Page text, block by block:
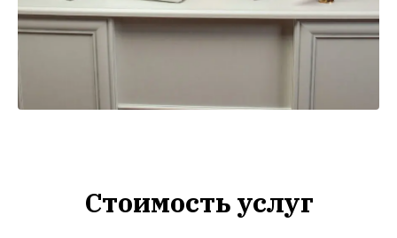
Стоимость услуг